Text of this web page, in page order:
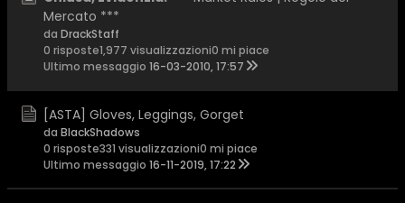
Mercato ***
da DrackStaff
0 risposte1,977 visualizzazioni0 mi piace
Ultimo messaggio 16-03-2010, 17:57
[ASTA] Gloves, Leggings, Gorget
da BlackShadows
0 risposte331 visualizzazioni0 mi piace
Ultimo messaggio 16-11-2019, 17:22